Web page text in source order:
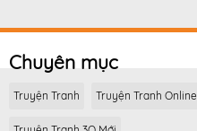
Chuyên mục
Truyện Tranh Truyện Tranh Online